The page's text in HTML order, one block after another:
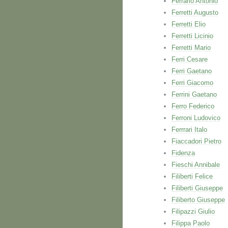
Ferretti Augusto
Ferretti Elio
Ferretti Licinio
Ferretti Mario
Ferri Cesare
Ferri Gaetano
Ferri Giacomo
Ferrini Gaetano
Ferro Federico
Ferroni Ludovico
Ferrrari Italo
Fiaccadori Pietro
Fidenza
Fieschi Annibale
Filiberti Felice
Filiberti Giuseppe
Filiberto Giuseppe
Filipazzi Giulio
Filippa Paolo